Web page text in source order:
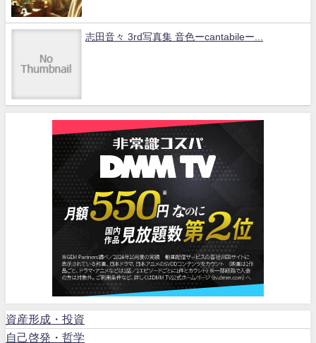
志田音々 3rd写真集 音色ーcantabileー...
資産形成・投資
自己啓発・哲学